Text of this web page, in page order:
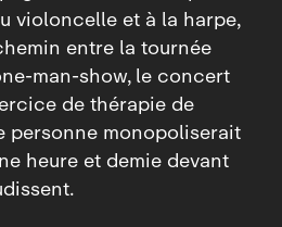
violoncelle et à la harpe,
entre la tournée
le concert
de thérapie de
personne monopoliserait
heure et demie devant